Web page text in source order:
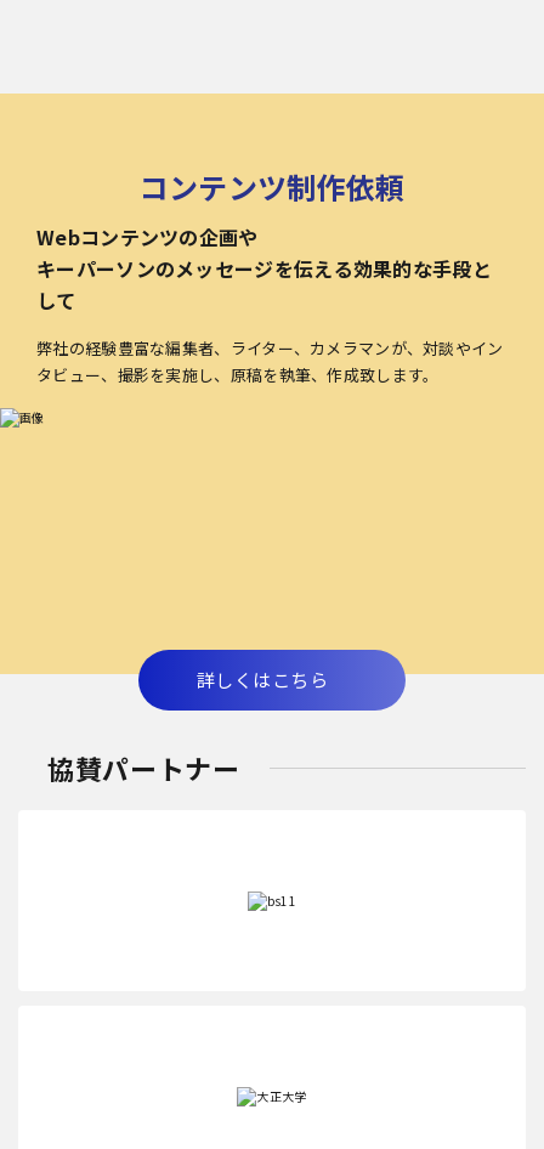
コンテンツ制作依頼
Webコンテンツの企画や
キーパーソンのメッセージを伝える効果的な手段と
して
弊社の経験豊富な編集者、ライター、カメラマンが、対談やイン
タビュー、撮影を実施し、原稿を執筆、作成致します。
詳しくはこちら
協賛パートナー